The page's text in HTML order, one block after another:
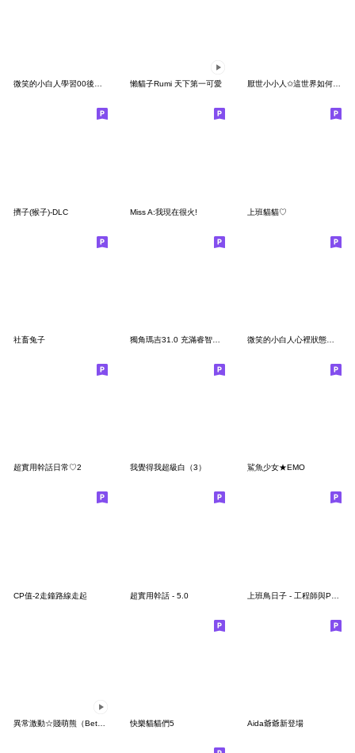
微笑的小白人學習00後心態 懶貓子Rumi 天下第一可愛 厭世小小人✩這世界如何甘我屁事✩
擠子(猴子)-DLC Miss A:我現在很火! 上班貓貓♡
社畜兔子 微笑的小白人心裡狀態很好
超實用幹話日常♡2 我覺得我超級白（3） 鯊魚少女★EMO
CP值-2走鐘路線走起 超實用幹話 - 5.0 上班鳥日子 - 工程師與PM混日子 3.0
快樂貓貓們5 Aida爺爺新登場